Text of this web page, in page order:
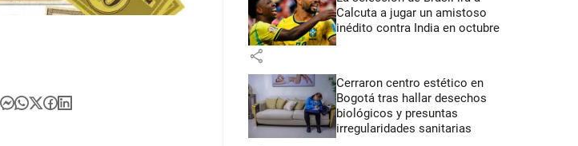
Calcuta a jugar un amistoso
inédito contra India en octubre
share
Cerraron centro estético en
Bogotá tras hallar desechos
biológicos y presuntas
irregularidades sanitarias